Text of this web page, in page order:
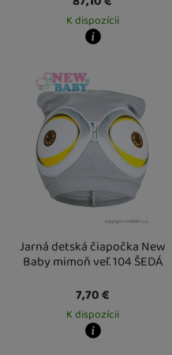
K dispozícii
Osobný odber vo výdajnom mieste
U Vás doma17. 8.
Jarná detská čiapočka New
Baby mimoň veľ. 104 ŠEDÁ
7,70€
K dispozícii